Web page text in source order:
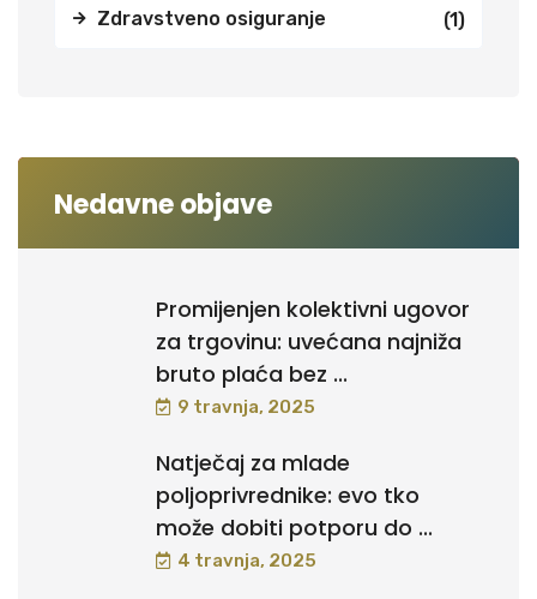
Zdravstveno osiguranje (1)
Nedavne objave
Promijenjen kolektivni ugovor
za trgovinu: uvećana najniža
bruto plaća bez ...
9 travnja, 2025
Natječaj za mlade
poljoprivrednike: evo tko
može dobiti potporu do ...
4 travnja, 2025